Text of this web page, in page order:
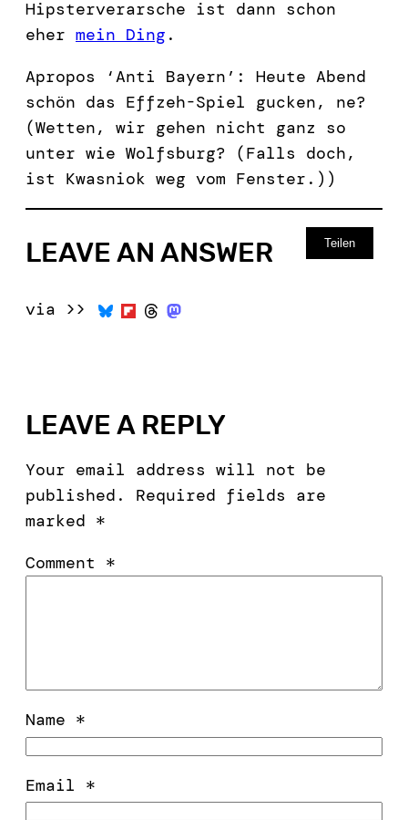
Hipsterverarsche ist dann schon
eher mein Ding .
Apropos ‘Anti Bayern’: Heute Abend
schön das Effzeh-Spiel gucken, ne?
(Wetten, wir gehen nicht ganz so
unter wie Wolfsburg? (Falls doch,
ist Kwasniok weg vom Fenster.))
Teilen
LEAVE AN ANSWER
via >>
LEAVE A REPLY
Your email address will not be
published.
Required fields are
marked *
Comment *
Name *
Email *